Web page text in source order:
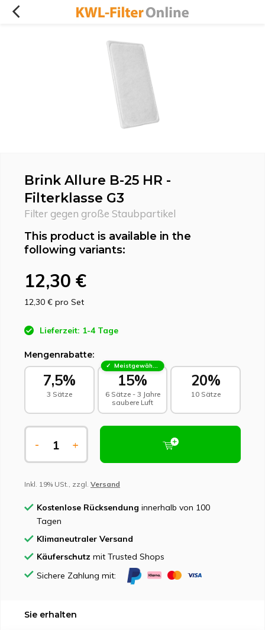
Brink Allure B-25 HR -
Filterklasse G3
Filter gegen große Staubpartikel
This product is available in the
following variants:
12,30 €
12,30 € pro Set
Lieferzeit: 1-4 Tage
Mengenrabatte:
7,5%
3 Sätze
Meistgewählt - Nachhaltige Wahl
15%
6 Sätze - 3 Jahre
saubere Luft
20%
10 Sätze
- +
Inkl. 19% USt., zzgl. Versand
Kostenlose Rücksendung innerhalb von 100
Tagen
Klimaneutraler Versand
Käuferschutz mit Trusted Shops
Sichere Zahlung mit:
Sie erhalten